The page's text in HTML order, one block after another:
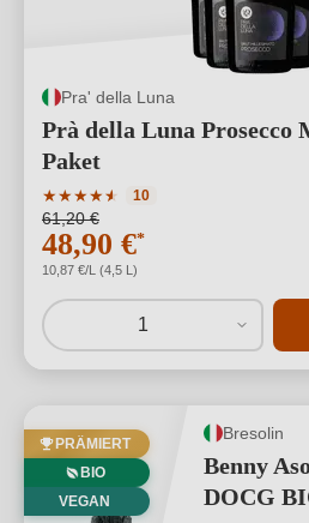
Pra' della Luna
Prà della Luna Prosecco
Paket
★★★★★
★
Durchschnittliche Bewertung
10
61,20 €
48,90 €*
10,87 €/L (4,5 L)
1
PRÄMIERT
BIO
VEGAN
Bresolin
Benny
DOCG